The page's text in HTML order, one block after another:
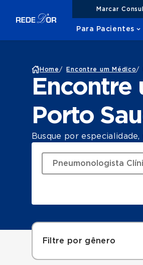
Marcar
Para Pacientes
Home / Encontre um Médico/
Porto
Busque por
Filtre por gênero